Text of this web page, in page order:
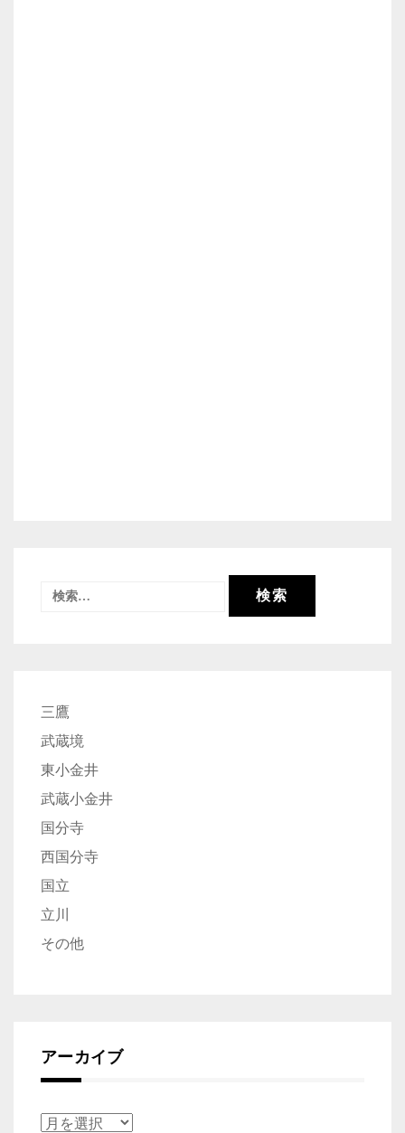
検
三鷹
武蔵境
東小金井
武蔵小金井
国分寺
西国分寺
国立
立川
その他
アーカイブ
ア